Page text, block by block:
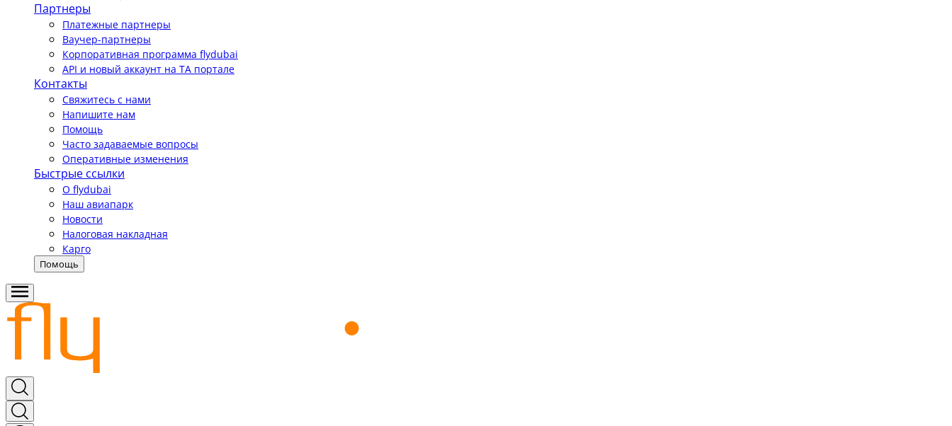
Партнеры
Платежные партнеры
Ваучер-партнеры
Корпоративная программа flydubai
API и новый аккаунт на TA портале
Контакты
Свяжитесь с нами
Напишите нам
Помощь
Часто задаваемые вопросы
Оперативные изменения
Быстрые ссылки
О flydubai
Наш авиапарк
Новости
Налоговая накладная
Карго
Помощь